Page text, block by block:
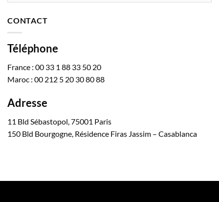
CONTACT
Téléphone
France : 00 33 1 88 33 50 20
Maroc : 00 212 5 20 30 80 88
Adresse
11 Bld Sébastopol, 75001 Paris
150 Bld Bourgogne, Résidence Firas Jassim – Casablanca